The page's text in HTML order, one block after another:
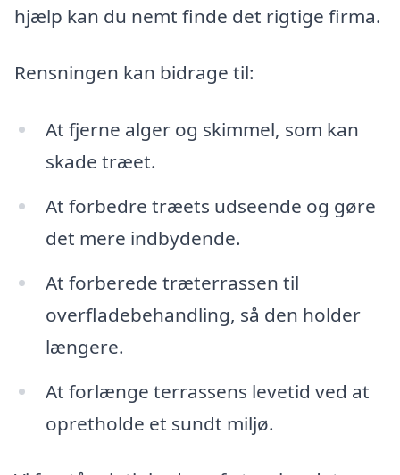
hjælp kan du nemt finde det rigtige firma.
Rensningen kan bidrage til:
At fjerne alger og skimmel, som kan
skade træet.
At forbedre træets udseende og gøre
det mere indbydende.
At forberede træterrassen til
overfladebehandling, så den holder
længere.
At forlænge terrassens levetid ved at
opretholde et sundt miljø.